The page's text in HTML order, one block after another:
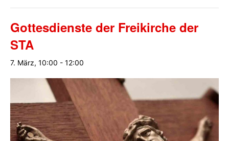
Gottesdienste der Freikirche der
STA
7. März, 10:00 - 12:00